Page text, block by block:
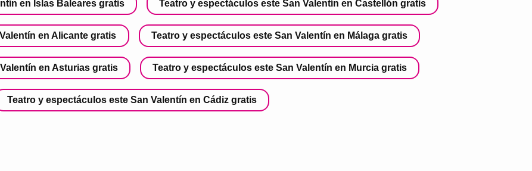
en Islas Baleares gratis Teatro y espectáculos este San Valentín en Castellón gratis
en Alicante gratis Teatro y espectáculos este San Valentín en Málaga gratis
en Asturias gratis Teatro y espectáculos este San Valentín en Murcia gratis
Teatro y espectáculos este San Valentín en Cádiz gratis